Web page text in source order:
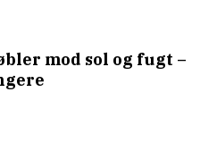
mod sol og fugt –